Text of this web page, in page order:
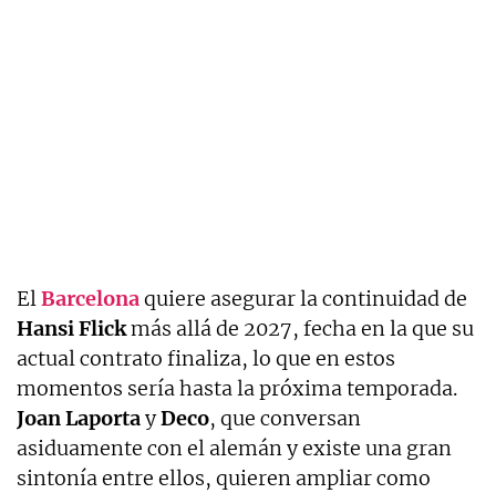
ElBarcelonaquiere asegurar la continuidad de
HansiFlickmás allá de 2027, fecha en la que su
actual contrato finaliza, lo que en estos
momentos sería hasta la próxima temporada.
JoanLaportayDeco, que conversan
asiduamente con el alemán y existe una gran
sintonía entre ellos, quieren ampliar como